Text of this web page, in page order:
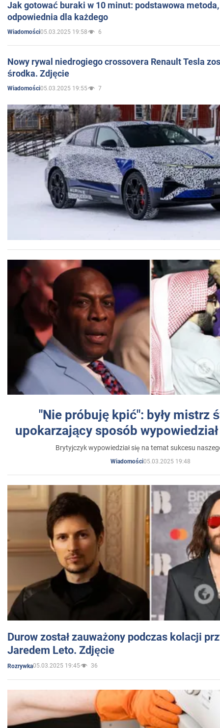
Jak gotować buraki w 10 minut: podstawowa
odpowiednia dla każdego
Wiadomości05.03.2025 19:58 6
Nowy rywal niedrogiego crossovera Renault Tesla
środka. Zdjęcie
Wiadomości05.03.2025 19:55 7
"Nie próbuję kpić": były mistrz
upokarzający sposób
Brytyjczyk wypowiedział się na temat sukcesu
Wiadomości05.03.2025 19:48
Durow został zauważony podczas kolacji
Jaredem Leto. Zdjęcie
Rozrywka05.03.2025 19:45 36